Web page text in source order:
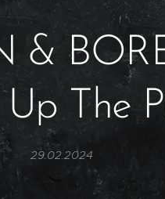
&
The
29.02.2024